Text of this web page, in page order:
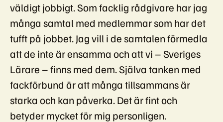
väldigt jobbigt. Som facklig rådgivare har jag
många samtal med medlemmar som har det
tufft på jobbet. Jag vill i de samtalen förmedla
att de inte är ensamma och att vi – Sveriges
Lärare – finns med dem. Själva tanken med
fackförbund är att många tillsammans är
starka och kan påverka. Det är fint och
betyder mycket för mig personligen.